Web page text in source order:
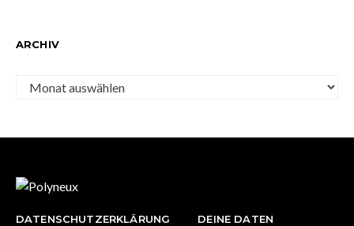
ARCHIV
Archiv
DATENSCHUTZERKLÄRUNG
DEINE DATEN